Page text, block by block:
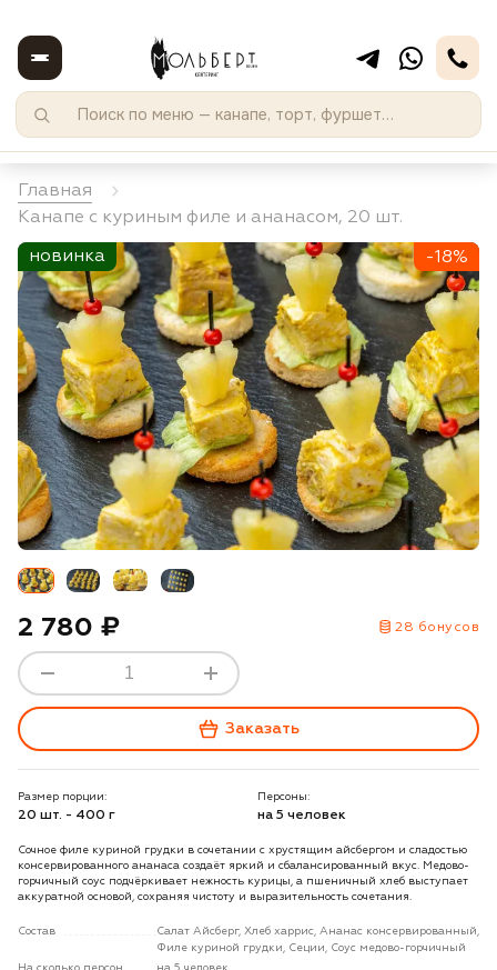
Главная
Канапе с куриным филе и ананасом, 20 шт.
новинка
-18%
2 780 ₽ 28 бонусов
Заказать
Размер порции:
20 шт. - 400 г
Персоны:
на 5 человек
Сочное филе куриной грудки в сочетании с хрустящим айсбергом и сладостью
консервированного ананаса создаёт яркий и сбалансированный вкус. Медово-
горчичный соус подчёркивает нежность курицы, а пшеничный хлеб выступает
аккуратной основой, сохраняя чистоту и выразительность сочетания.
Состав
Салат Айсберг, Хлеб харрис, Ананас консервированный,
Филе куриной грудки, Сеции, Соус медово-горчичный
На сколько персон
на 5 человек